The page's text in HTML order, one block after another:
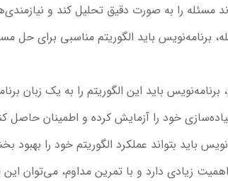
مسئله را به صورت دقیق تحلیل کند و
برنامه‌نویس باید الگوریتم مناسبی برای حل
باید این الگوریتم را به یک زبان
خود را آزمایش کرده و اطمینان حاصل
باید بتواند عملکرد الگوریتم خود را بهبود
زیادی دارد و با تمرین مداوم، می‌توان